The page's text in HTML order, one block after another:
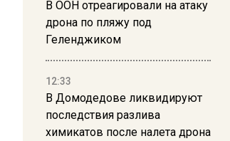
В ООН отреагировали на атаку
дрона по пляжу под
Геленджиком
12:33
В Домодедове ликвидируют
последствия разлива
химикатов после налета дрона